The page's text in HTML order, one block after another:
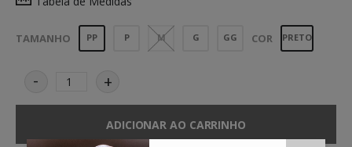
TAMANHO PP P M G GG COR PRETO
- +
ADICIONAR AO CARRINHO